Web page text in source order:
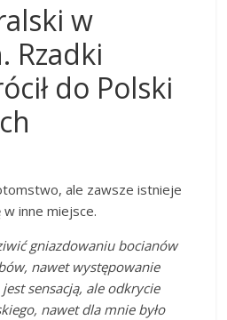
w
Rzadki
do Polski
ale zawsze istnieje
inne miejsce.
gniazdowaniu bocianów
nawet występowanie
sensacją, ale odkrycie
nawet dla mnie było